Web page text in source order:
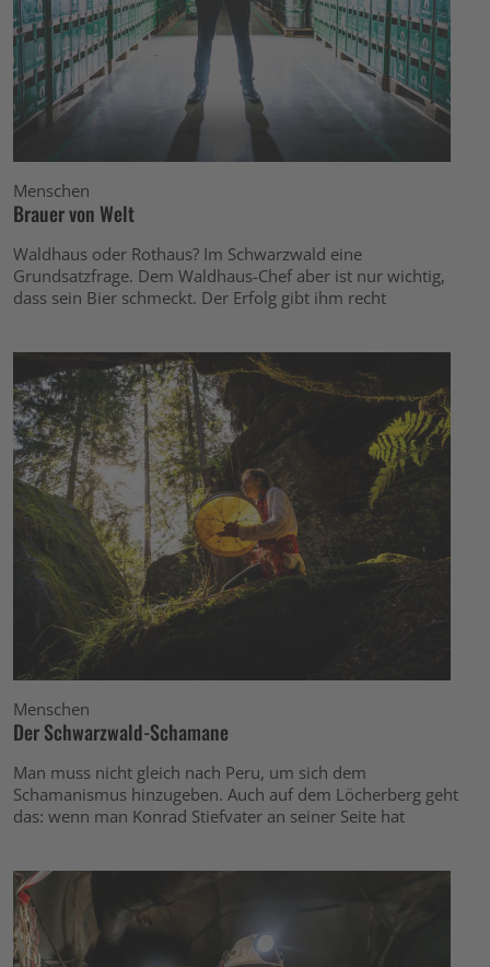
Menschen
Brauer von Welt
Waldhaus oder Rothaus? Im Schwarzwald eine
Grundsatzfrage. Dem Waldhaus-Chef aber ist nur wichtig,
dass sein Bier schmeckt. Der Erfolg gibt ihm recht
Menschen
Der Schwarzwald-Schamane
Man muss nicht gleich nach Peru, um sich dem
Schamanismus hinzugeben. Auch auf dem Löcherberg geht
das: wenn man Konrad Stiefvater an seiner Seite hat